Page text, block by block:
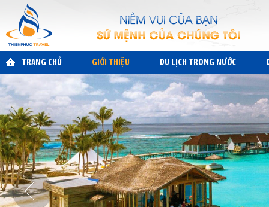
TRANG CHỦ GIỚI THIỆU DU LỊCH TRONG NƯỚC